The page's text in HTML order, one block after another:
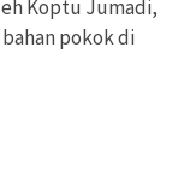
Koptu Jumadi,
pokok di